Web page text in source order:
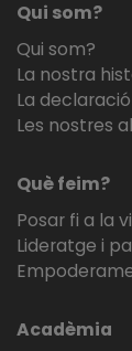
Qui som?
Qui som?
La nostra
La
Les nostres
Què feim?
Posar fi a la
Lideratge i
Acadèmia